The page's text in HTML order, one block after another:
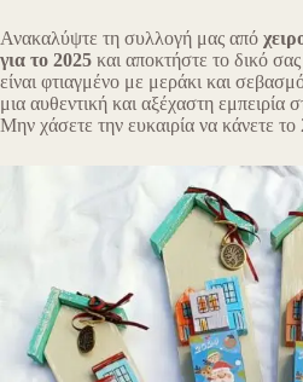
Ανακαλύψτε τη συλλογή μας από
για το 2025 και αποκτήστε το δικό
είναι φτιαγμένο με μεράκι και
μια αυθεντική και αξέχαστη εμπειρία
Μην χάσετε την ευκαιρία να κάνετε